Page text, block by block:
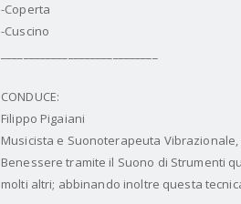
-Coperta
-Cuscino
CONDUCE:
Filippo Pigaiani
Musicista e Suonoterapeuta
Benessere tramite il Suono di Strumenti
molti altri; abbinando inoltre questa